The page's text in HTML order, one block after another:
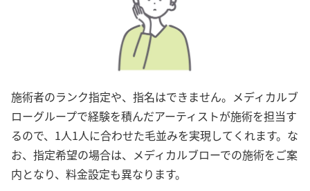
施術者のランク指定や、指名はできません。メディカルブ
ローグループで経験を積んだアーティストが施術を担当す
るので、1人1人に合わせた毛並みを実現してくれます。な
お、指定希望の場合は、メディカルブローでの施術をご案
内となり、料金設定も異なります。